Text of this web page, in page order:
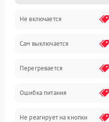
Не включается
Сам выключается
Перегревается
Ошибка питания
Не реагирует на кнопки